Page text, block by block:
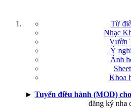
Từ
Nhạc
Vườn
Ý
Ảnh
Khoa
► Tuyển điều hành (MOD)
đăng ký nha